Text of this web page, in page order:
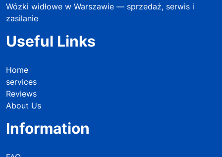
Wózki widłowe w Warszawie — sprzedaż, serwis i
zasilanie
Useful Links
Home
services
Reviews
About Us
Information